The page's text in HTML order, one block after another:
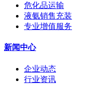
危化品运输
液氨销售充装
专业增值服务
新闻中心
企业动态
行业资讯